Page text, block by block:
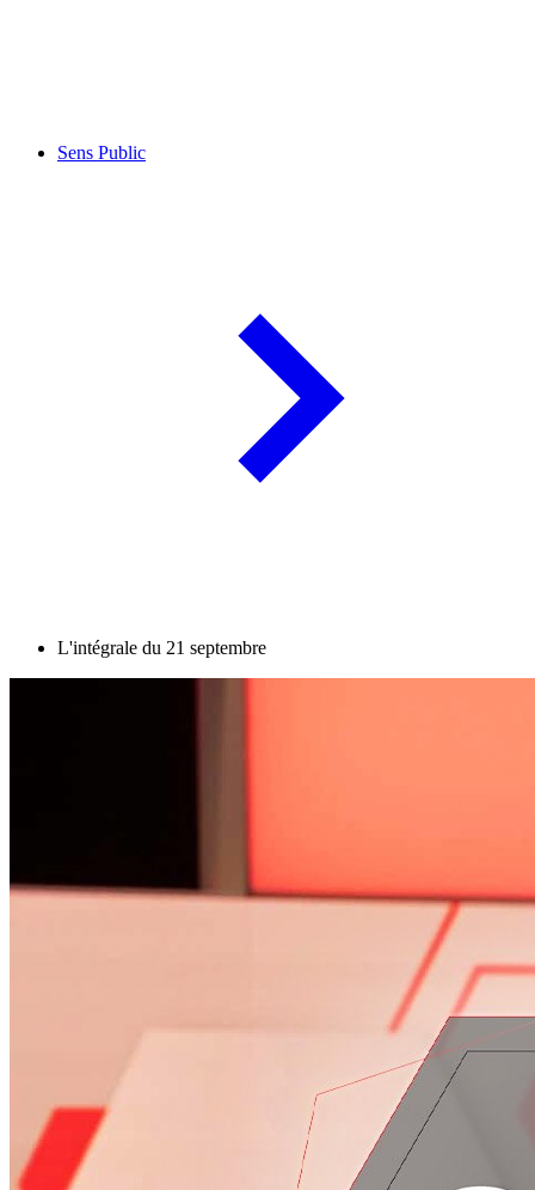
Sens Public
L'intégrale du 21 septembre